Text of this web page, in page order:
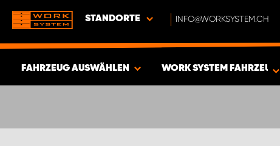
STANDORTE INFO@WORKSYSTEM.CH
FAHRZEUG AUSWÄHLEN WORK SYSTEM